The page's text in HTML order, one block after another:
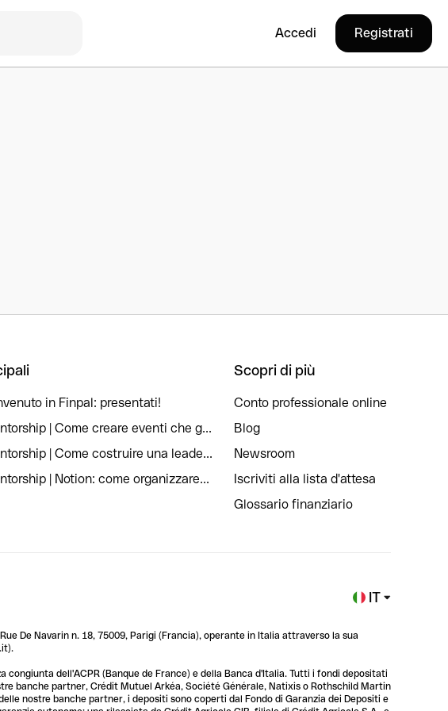
Accedi Registrati
in Finpal: presentati!
| Come creare eventi che g...
| Come costruire una leade...
| Notion: come organizzare...
Scopri di più
Conto professionale online
Blog
Newsroom
Iscriviti alla lista d'attesa
Glossario finanziario
IT
De Navarin n. 18, 75009, Parigi (Francia), operante in Italia attraverso la sua
dell'ACPR (Banque de France) e della Banca d'Italia. Tutti i fondi depositati
banche partner, Crédit Mutuel Arkéa, Société Générale, Natixis o Rothschild Martin
nostre banche partner, i depositi sono coperti dal Fondo di Garanzia dei Depositi e